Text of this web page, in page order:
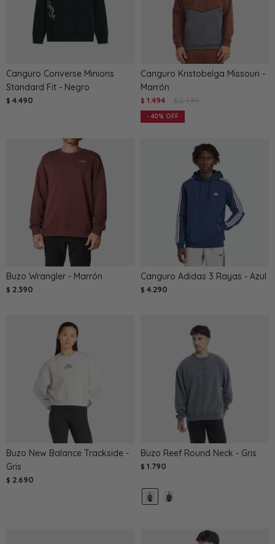
Canguro Converse Minions
Standard Fit - Negro
$ 4.490
Canguro Kristobelga Missouri -
Marrón
$ 1.494 $ 2.490
40
Buzo Wrangler - Marrón
$ 2.390
Canguro Adidas 3 Rayas - Azul
$ 4.290
Buzo New Balance Trackside -
Gris
$ 2.690
Buzo Reef Round Neck - Gris
$ 1.790